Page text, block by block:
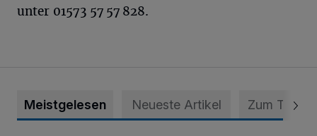
unter 01573 57 57 828.
Meistgelesen Neueste Artikel Zum Thema